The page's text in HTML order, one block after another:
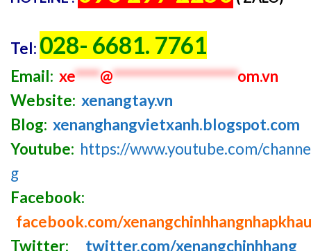
Tel: 028- 6681. 7761
Email: xe****@********************om.vn
Website: xenangtay.vn
Blog: xenanghangvietxanh.blogspot.com
Youtube: https://www.youtube.com/
g
Facebook:
facebook.com/xenangchinhhangnhapkhau
Twitter:
twitter.com/xenangchinhhang